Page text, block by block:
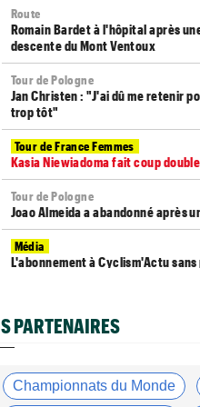
Route
Romain Bardet à l'hôpital après
descente du Mont Ventoux
Tour de Pologne
Jan Christen : "J'ai dû me retenir
trop tôt"
Tour de France Femmes
Kasia Niewiadoma fait coup
Tour de Pologne
Joao Almeida a abandonné après
Média
L'abonnement à Cyclism'Actu sans
Matthew Brennan coiffe Pithie sur
la 4e étape
Média
Les vidéos cyclisme sont sur
PARTENAIRES
Championnats du Monde